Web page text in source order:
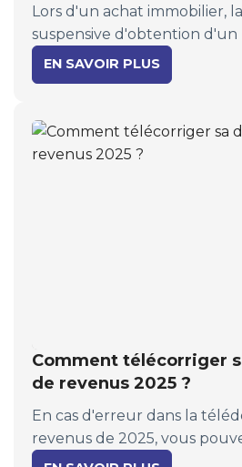
Lors d'un achat immobilier,
suspensive d'obtention
respectée à la lettre. Ainsi,
sanctionné en justice pour
dans la promesse, faisant
transaction.
EN SAVOIR PLUS
Comment télécorriger
de revenus 2025 ?
En cas d'erreur dans la
revenus de 2025, vous
recourant au service de